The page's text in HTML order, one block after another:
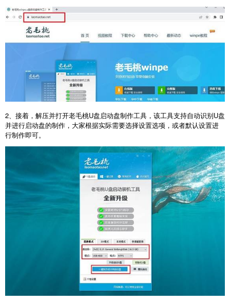
2、接着，解压并打开老毛桃U盘启动盘制作工具，该工具支持自动识别U盘
并进行启动盘的制作，大家根据实际需要选择设置选项，或者默认设置进
行制作即可。